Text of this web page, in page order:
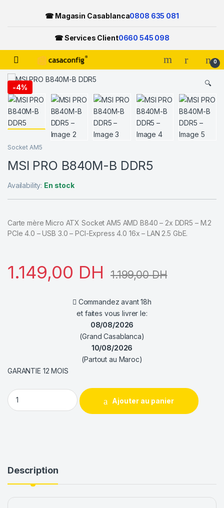
☎ Magasin Casablanca0808 635 081
☎ Services Client0660 545 098
Skip to navigation
Skip to content
Open 0
-4% 🔍
Socket AM5
MSI PRO B840M-B DDR5
Availability: En stock
Carte mère Micro ATX Socket AM5 AMD B840 – 2x DDR5 – M.2
PCIe 4.0 – USB 3.0 – PCI-Express 4.0 16x – LAN 2.5 GbE.
1.149,00 DH 1.199,00DH
Commandez avant 18h
et faites vous livrer le:
08/08/2026
(Grand Casablanca)
10/08/2026
(Partout au Maroc)
GARANTIE 12 MOIS
MSI PRO B840M-B DDR5 quantity
Ajouter au panier
Description